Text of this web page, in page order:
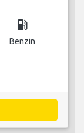
local_gas_station
Benzin